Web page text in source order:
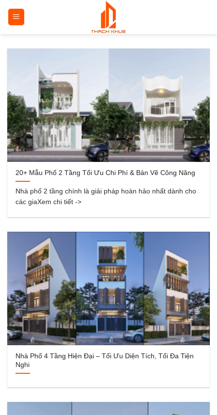
20+ Mẫu Phố 2 Tầng Tối Ưu Chi Phí & Bản Vẽ Công Năng
Nhà phố 2 tầng chính là giải pháp hoàn hảo nhất dành cho
các giaXem chi tiết ->
Nhà Phố 4 Tầng Hiện Đại – Tối Ưu Diện Tích, Tối Đa Tiện
Nghi